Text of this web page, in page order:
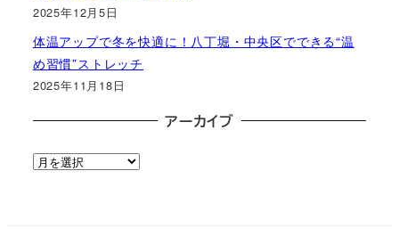
2025年12月5日
体温アップで冬を快適に！八丁堀・中央区でできる“温
め習慣”ストレッチ
2025年11月18日
アーカイブ
ア